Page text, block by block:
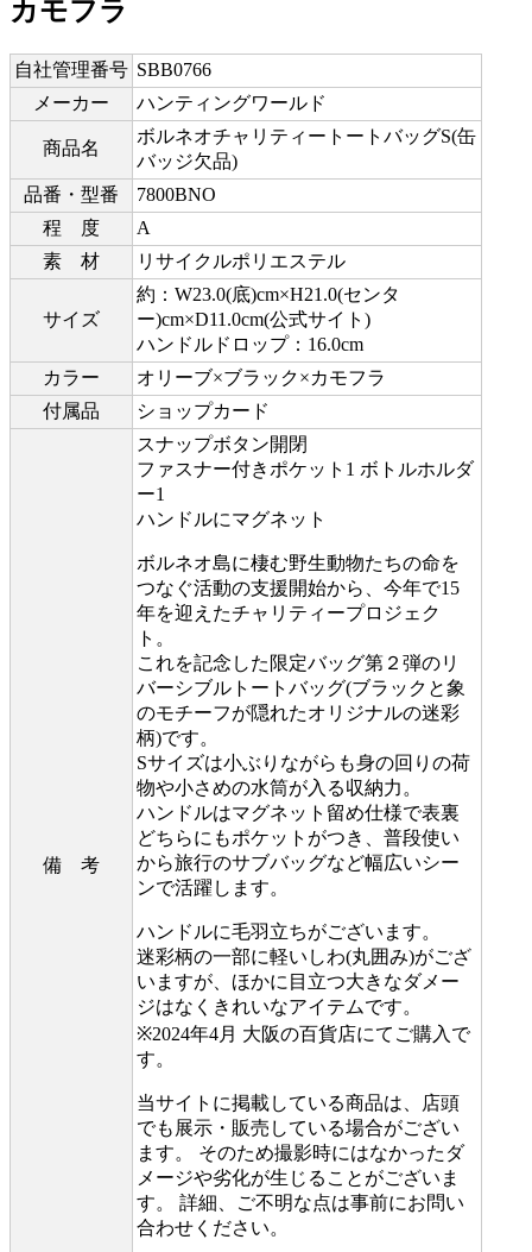
カモフラ
自社管理番号 SBB0766
メーカー
ハンティングワールド
商品名
ボルネオチャリティートートバッグS(缶
バッジ欠品)
品番・型番
7800BNO
程 度
A
素 材
リサイクルポリエステル
サイズ
約：W23.0(底)cm×H21.0(センタ
ー)cm×D11.0cm(公式サイト)
ハンドルドロップ：16.0cm
カラー
オリーブ×ブラック×カモフラ
付属品
ショップカード
備 考
スナップボタン開閉
ファスナー付きポケット1 ボトルホルダ
ー1
ハンドルにマグネット
ボルネオ島に棲む野生動物たちの命を
つなぐ活動の支援開始から、今年で15
年を迎えたチャリティープロジェク
ト。
これを記念した限定バッグ第２弾のリ
バーシブルトートバッグ(ブラックと象
のモチーフが隠れたオリジナルの迷彩
柄)です。
Sサイズは小ぶりながらも身の回りの荷
物や小さめの水筒が入る収納力。
ハンドルはマグネット留め仕様で表裏
どちらにもポケットがつき、普段使い
から旅行のサブバッグなど幅広いシー
ンで活躍します。
ハンドルに毛羽立ちがございます。
迷彩柄の一部に軽いしわ(丸囲み)がござ
いますが、ほかに目立つ大きなダメー
ジはなくきれいなアイテムです。
※2024年4月 大阪の百貨店にてご購入で
す。
当サイトに掲載している商品は、店頭
でも展示・販売している場合がござい
ます。 そのため撮影時にはなかったダ
メージや劣化が生じることがございま
す。 詳細、ご不明な点は事前にお問い
合わせください。